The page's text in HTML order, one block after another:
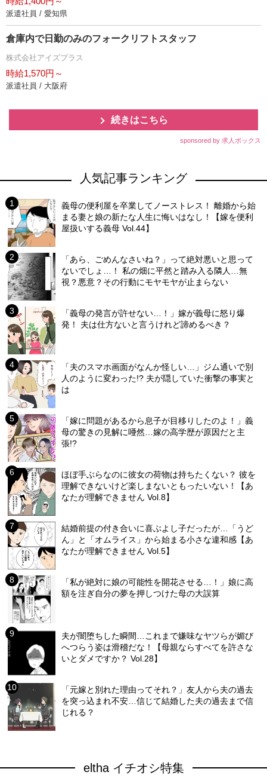
派遣社員 / 愛知県
倉庫内で日勤のみのフォークリフトスタッフ
株式会社アイズプラス
時給1,570円～
派遣社員 / 大阪府
続きはこちら
sponsored by 求人ボックス
人気記事ランキング
義母の便利屋を卒業してノーストレス！ 離婚から始
まる妻と娘の新たな人生に悔いはなし！【嫁を便利
屋扱いする義母 Vol.44】
「あら、ごめんなさいね？」って絶対悪いと思って
ないでしょ…！ 私の畑に平然と踏み入る隣人…無
視？悪意？その行動にモヤモヤが止まらない
「義母の発言が許せない…！」嫁が義母に怒り爆
発！ 夫は仕方ないと言うけれど諦めるべき？
「夫のスマホ画面がなんか怪しい…」ジム通いで別
人のように変わった!? 夫が隠していた衝撃の事実と
は
「嫁に問題があるから息子が目移りしたのよ！」義
母の驚きの見解に唖然…嫁の高学歴が原因だと主
張!?
ほぼ手ぶらなのに彼女の荷物は持ちたくない？ 彼を
理解できないけど楽しまないともったいない！【あ
なたが理解できません Vol.8】
結婚前提の付き合いに喜ぶよし子だったが…「うど
ん」と「オムライス」から始まる小さな違和感【あ
なたが理解できません Vol.5】
「私が絶対に娘の可能性を開花させる…！」娘に高
額を注ぎ自分の夢を押しつけた母の大誤算
夫が闇堕ちした瞬間…これまで嫌味なヤツらが媚び
へつらう姿は滑稽だな！【母親ならすべてを許さな
いとダメですか？ Vol.28】
「元嫁と別れた理由ってそれ？」友人から夫の過去
を突っ込まれ不安…信じて結婚した夫の過去まで信
じれる？
eltha イチオシ特集